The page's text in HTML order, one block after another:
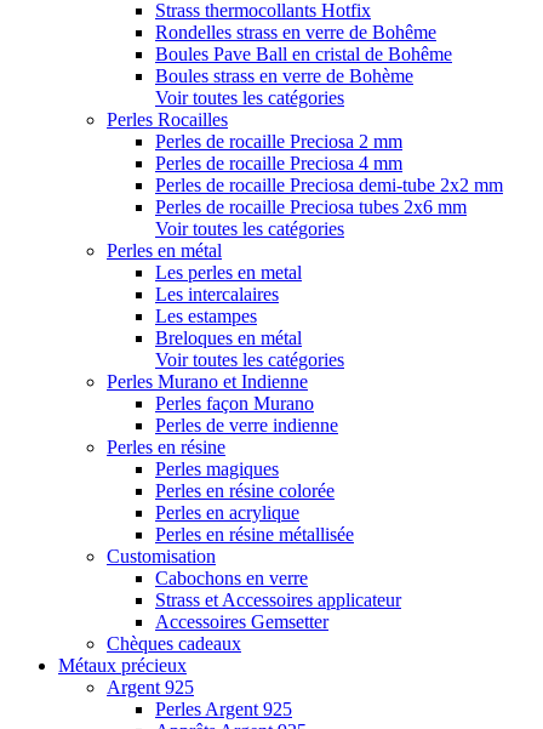
Strass thermocollants Hotfix
Rondelles strass en verre de Bohême
Boules Pave Ball en cristal de Bohême
Boules strass en verre de Bohème
Voir toutes les catégories
Perles Rocailles
Perles de rocaille Preciosa 2 mm
Perles de rocaille Preciosa 4 mm
Perles de rocaille Preciosa demi-tube 2x2 mm
Perles de rocaille Preciosa tubes 2x6 mm
Voir toutes les catégories
Perles en métal
Les perles en metal
Les intercalaires
Les estampes
Breloques en métal
Voir toutes les catégories
Perles Murano et Indienne
Perles façon Murano
Perles de verre indienne
Perles en résine
Perles magiques
Perles en résine colorée
Perles en acrylique
Perles en résine métallisée
Customisation
Cabochons en verre
Strass et Accessoires applicateur
Accessoires Gemsetter
Chèques cadeaux
Métaux précieux
Argent 925
Perles Argent 925